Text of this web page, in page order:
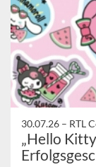
30.07.26 – RTL
„Hello